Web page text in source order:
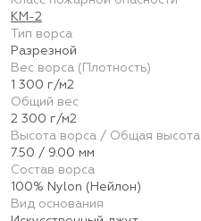
КМ-2
Тип ворса
Разрезной
Вес ворса (Плотность)
1 300 г/м2
Общий вес
2 300 г/м2
Высота ворса / Общая высота
7.50 / 9.00 мм
Состав ворса
100% Nylon (Нейлон)
Вид основания